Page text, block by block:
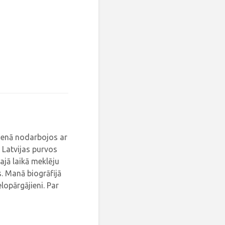
nodarbojos ar
purvos
laikā meklēju
Manā biogrāfijā
Par